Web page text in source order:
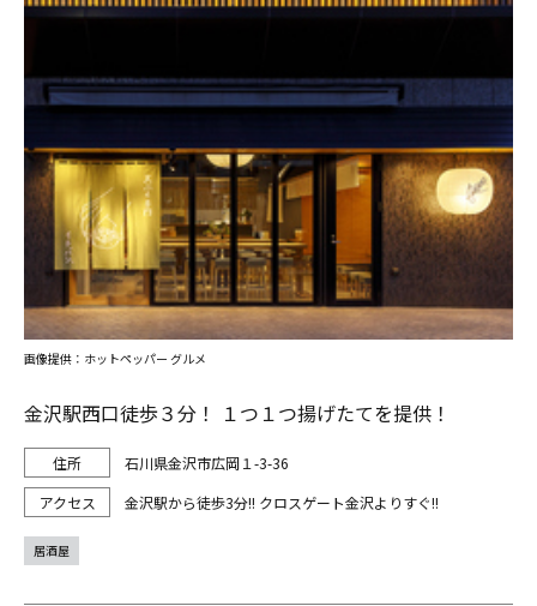
金沢駅西口徒歩３分！ １つ１つ揚げたてを提供！
石川県金沢市広岡１-3-36
金沢駅から徒歩3分!! クロスゲート金沢よりすぐ!!
画像提供：ホットペッパー グルメ
居酒屋